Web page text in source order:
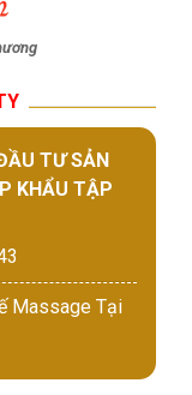
TƯ SẢN
KHẨU TẬP
Massage Tại